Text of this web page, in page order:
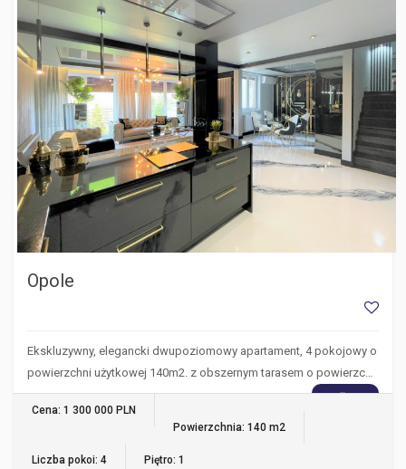
Opole
Ekskluzywny, elegancki dwupoziomowy apartament, 4 pokojowy o
powierzchni użytkowej 140m2. z obszernym tarasem o powierzc…
WIĘCEJ
Cena: 1 300 000 PLN
Powierzchnia: 140 m2
Liczba pokoi: 4 Piętro: 1